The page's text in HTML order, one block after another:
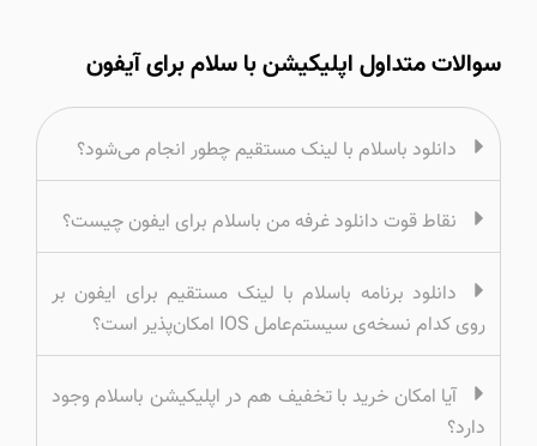
سوالات متداول اپلیکیشن با سلام برای آیفون
دانلود باسلام با لینک مستقیم چطور انجام می‌شود؟
نقاط قوت دانلود غرفه من باسلام برای ایفون چیست؟
دانلود برنامه باسلام با لینک مستقیم برای ایفون بر
روی کدام نسخه‌ی سیستم‌عامل IOS امکان‌پذیر است؟
آیا امکان خرید با تخفیف هم در اپلیکیشن باسلام وجود
دارد؟